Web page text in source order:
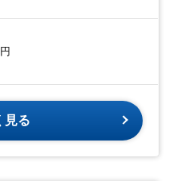
見る